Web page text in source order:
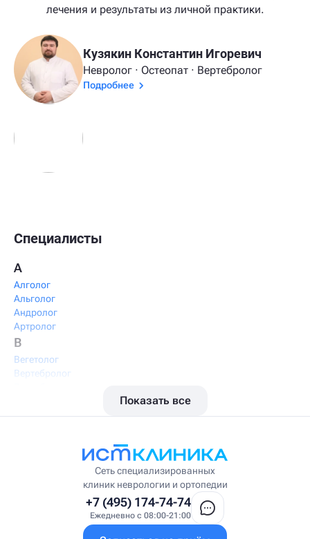
лечения и результаты из личной практики.
Кузякин Константин Игоревич
Невролог · Остеопат · Вертебролог
Подробнее
Специалисты
А
Алголог
Альголог
Андролог
Артролог
В
Вегетолог
Вертебролог
Висцеральный массажист
Врач интегративной медицины
Врач первичного приёма
Показать все
Сеть специализированных
клиник неврологии и ортопедии
+7 (495) 174-74-74
Ежедневно с 08:00-21:00